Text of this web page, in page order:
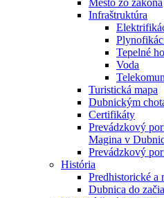
Mesto zo zákona
Infraštruktúra
Tepelné
Voda
Turistická mapa
Dubnickým
Certifikáty
Prevádzkový
Magina v
Prevádzkový
História
Predhistorické a
Dubnica do